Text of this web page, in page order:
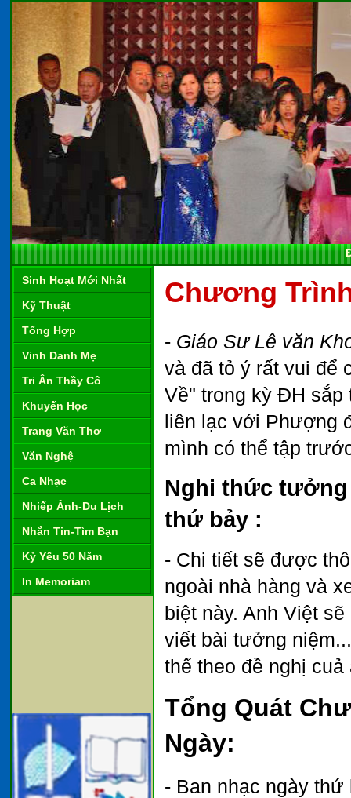
Sinh Hoạt Mới Nhất
Kỹ Thuật
Tổng Hợp
Vinh Danh Mẹ
Tri Ân Thầy Cô
Khuyến Học
Trang Văn Thơ
Văn Nghệ
Ca Nhạc
Nhiếp Ảnh-Du Lịch
Nhắn Tin-Tìm Bạn
Kỷ Yếu 50 Năm
In Memoriam
Chương
- Giáo Sư Lê văn
và đã tỏ ý rất vui để
Về" trong kỳ ĐH sắp
liên lạc với Phượng
mình có thể tập
Nghi thức tưởng
thứ bảy :
- Chi tiết sẽ được
ngoài nhà hàng và
biệt này. Anh Việt
viết bài tưởng
thể theo đề nghị cuả
Tổng Quát
Ngày:
- Ban nhạc ngày thứ